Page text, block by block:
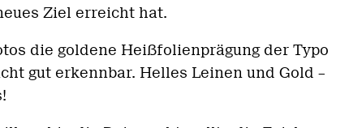
Ziel erreicht hat.
die goldene Heißfolienprägung der Typo
gut erkennbar. Helles Leinen und Gold –